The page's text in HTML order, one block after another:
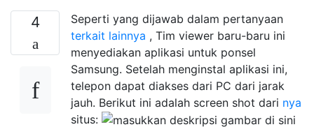
4
Seperti yang dijawab dalam pertanyaan
terkait lainnya , Tim viewer baru-baru ini
menyediakan aplikasi untuk ponsel
Samsung. Setelah menginstal aplikasi ini,
telepon dapat diakses dari PC dari jarak
jauh. Berikut ini adalah screen shot dari nya
situs: